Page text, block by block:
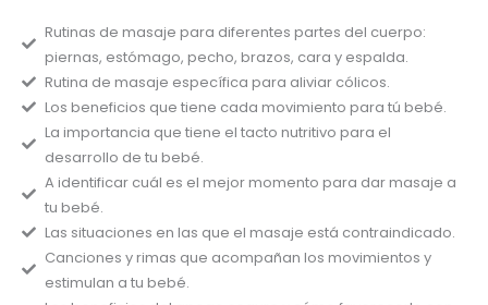
Rutinas de masaje para diferentes partes del cuerpo:
piernas, estómago, pecho, brazos, cara y espalda.
Rutina de masaje específica para aliviar cólicos.
Los beneficios que tiene cada movimiento para tú bebé.
La importancia que tiene el tacto nutritivo para el
desarrollo de tu bebé.
A identificar cuál es el mejor momento para dar masaje a
tu bebé.
Las situaciones en las que el masaje está contraindicado.
Canciones y rimas que acompañan los movimientos y
estimulan a tu bebé.